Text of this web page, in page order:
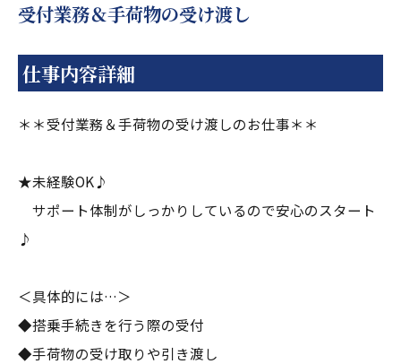
受付業務＆手荷物の受け渡し
仕事内容詳細
＊＊受付業務＆手荷物の受け渡しのお仕事＊＊
★未経験OK♪
サポート体制がしっかりしているので安心のスタート
♪
＜具体的には…＞
◆搭乗手続きを行う際の受付
◆手荷物の受け取りや引き渡し